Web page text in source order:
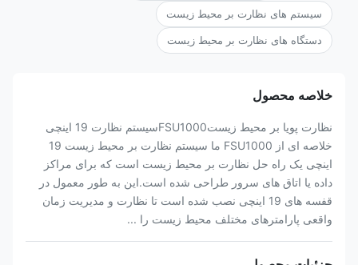
سیستم های نظارت بر محیط زیست
دستگاه های نظارت بر محیط زیست
خلاصه محصول
نظارت پویا بر محیط زیستFSU1000سیستم نظارت 19 اینچی
خلاصه ای از FSU1000 ما سیستم نظارت بر محیط زیست 19
اینچی یک راه حل نظارت بر محیط زیست است که برای مراکز
داده یا اتاق های سرور طراحی شده است.این به طور معمول در
قفسه های 19 اینچی نصب شده است تا نظارت و مدیریت زمان
واقعی پارامترهای مختلف محیط زیست را ...